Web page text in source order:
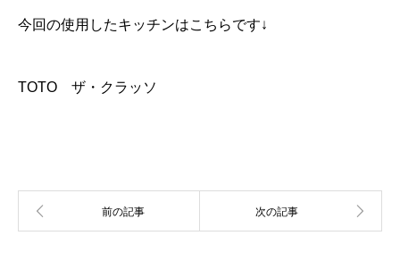
今回の使用したキッチンはこちらです↓
TOTO ザ・クラッソ